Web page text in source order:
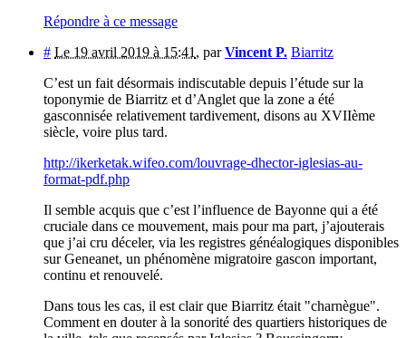
Répondre à ce message
# Le 19 avril 2019 à 15:41 , parVincent P. Biarritz
C’est un fait désormais indiscutable depuis l’étude sur la
toponymie de Biarritz et d’Anglet que la zone a été
gasconnisée relativement tardivement, disons au XVIIème
siècle, voire plus tard.
http://ikerketak.wifeo.com/louvrage-dhector-iglesias-au-
format-pdf.php
Il semble acquis que c’est l’influence de Bayonne qui a été
cruciale dans ce mouvement, mais pour ma part, j’ajouterais
que j’ai cru déceler, via les registres généalogiques disponibles
sur Geneanet, un phénomène migratoire gascon important,
continu et renouvelé.
Dans tous les cas, il est clair que Biarritz était "charnègue".
Comment en douter à la sonorité des quartiers historiques de